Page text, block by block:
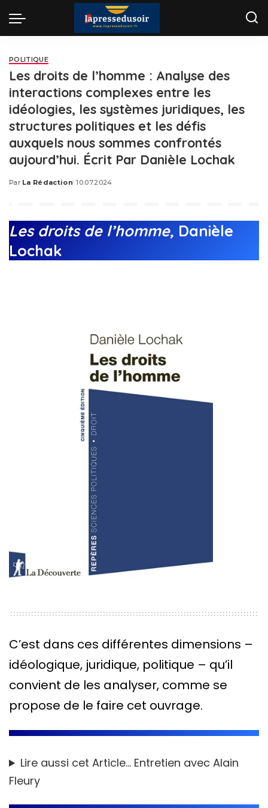
POLITIQUE
Les droits de l’homme : Analyse des
interactions complexes entre les
idéologies, les systèmes juridiques, les
structures politiques et les défis
auxquels nous sommes confrontés
aujourd’hui. Écrit Par Danièle Lochak
Posted
Par La Rédaction 10.07.2024
Les droits de l’homme, Danièle
Lochak
C’est dans ces différentes dimensions –
idéologique, juridique, politique – qu’il
convient de les analyser, comme se
propose de le faire cet ouvrage.
Lire aussi cet Article… Entretien avec Alain
Fleury